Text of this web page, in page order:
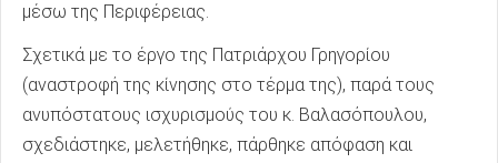
μέσω της Περιφέρειας.
Σχετικά με το έργο της Πατριάρχου Γρηγορίου
(αναστροφή της κίνησης στο τέρμα της), παρά τους
ανυπόστατους ισχυρισμούς του κ. Βαλασόπουλου,
σχεδιάστηκε, μελετήθηκε, πάρθηκε απόφαση και